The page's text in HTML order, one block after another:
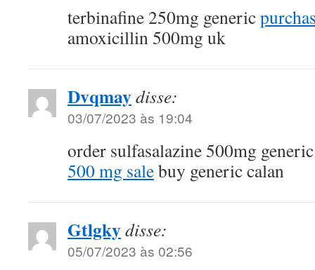
terbinafine 250mg generic
amoxicillin 500mg uk
Dvqmaydisse:
03/07/2023 às 19:04
order sulfasalazine 500mg
500 mg salebuy generic calan
Gtlgkydisse:
05/07/2023 às 02:56